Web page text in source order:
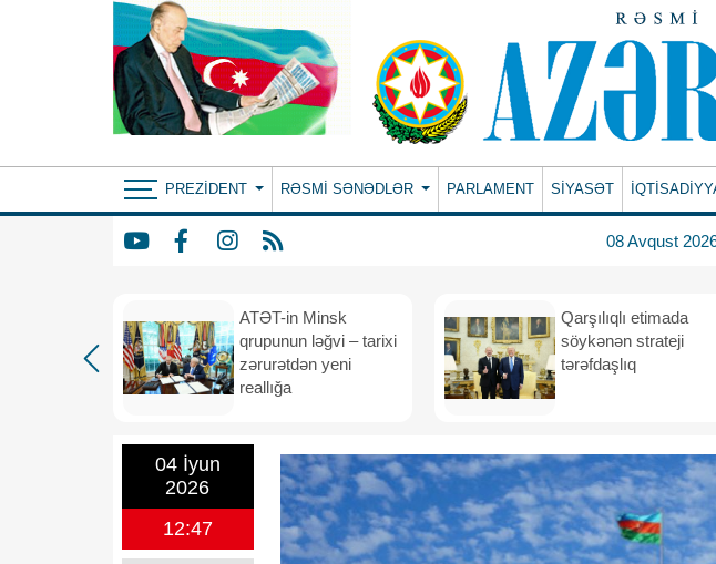
PREZIDENT RƏSMI SƏNƏDLƏR PARLAMENT SİYASƏT
08 Avqust
ATƏT-in Minsk
qrupunun ləğvi – tarixi
zərurətdən yeni
reallığa
Qarşılıqlı etimada
söykənən strateji
tərəfdaşlıq
04 İyun
2026
12:47